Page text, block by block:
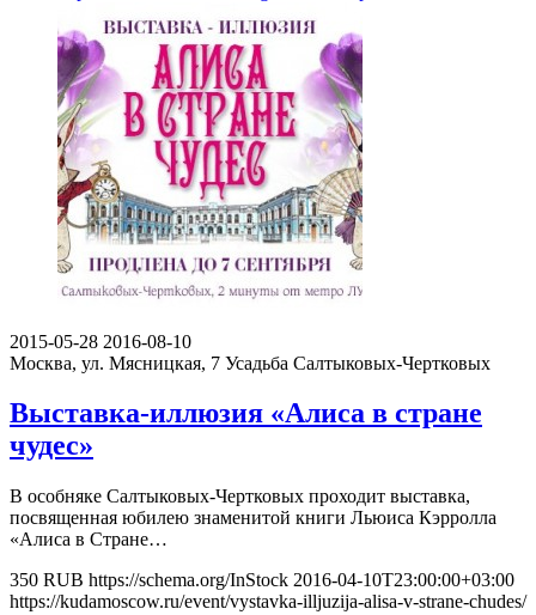
2015-05-28 2016-08-10
Москва, ул. Мясницкая, 7 Усадьба Салтыковых-Чертковых
Выставка-иллюзия «Алиса в стране
чудес»
В особняке Салтыковых-Чертковых проходит выставка,
посвященная юбилею знаменитой книги Льюиса Кэрролла
«Алиса в Стране…
350 RUB https://schema.org/InStock 2016-04-10T23:00:00+03:00
https://kudamoscow.ru/event/vystavka-illjuzija-alisa-v-strane-chudes/